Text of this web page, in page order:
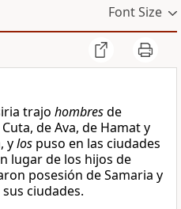
Font Size
trajo hombresde
de Ava, de Hamat y
ylos puso en las ciudades
lugar de los hijos de
posesión de Samaria y
ciudades.